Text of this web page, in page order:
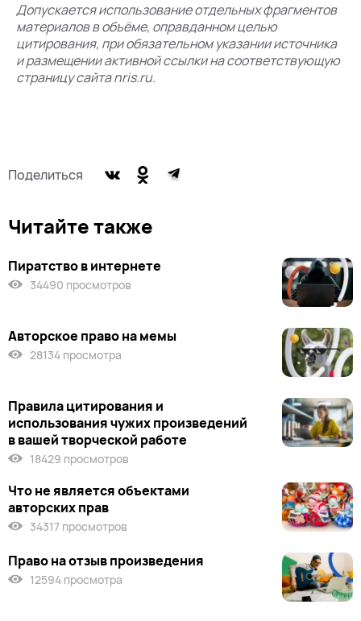
Допускается использование отдельных фрагментов
материалов в объёме, оправданном целью
цитирования, при обязательном указании источника
и размещении активной ссылки на соответствующую
страницу сайта nris.ru.
Поделиться
Читайте также
Пиратство в интернете
34490 просмотров
Авторское право на мемы
28134 просмотра
Правила цитирования и
использования чужих произведений
в вашей творческой работе
18429 просмотров
Что не является объектами
авторских прав
34317 просмотров
Право на отзыв произведения
12594 просмотра